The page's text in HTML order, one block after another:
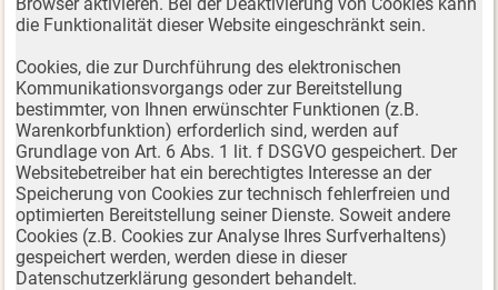
die Funktionalität dieser Website eingeschränkt sein.
Cookies, die zur Durchführung des elektronischen
Kommunikationsvorgangs oder zur Bereitstellung
bestimmter, von Ihnen erwünschter Funktionen (z.B.
Warenkorbfunktion) erforderlich sind, werden auf
Grundlage von Art. 6 Abs. 1 lit. f DSGVO gespeichert. Der
Websitebetreiber hat ein berechtigtes Interesse an der
Speicherung von Cookies zur technisch fehlerfreien und
optimierten Bereitstellung seiner Dienste. Soweit andere
Cookies (z.B. Cookies zur Analyse Ihres Surfverhaltens)
gespeichert werden, werden diese in dieser
Datenschutzerklärung gesondert behandelt.